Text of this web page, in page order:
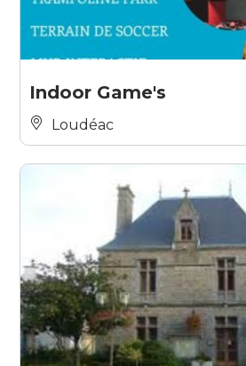
Indoor Game's
Loudéac